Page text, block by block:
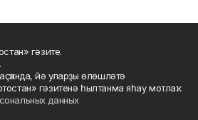
гәзите.
йә уларҙы өлөшләтә
гәзитенә һылтанма яһау мотлаҡ.
данных